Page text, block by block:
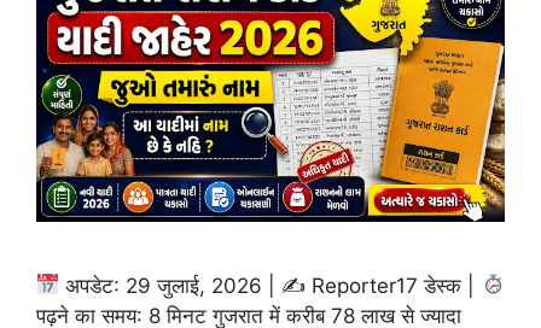
अपडेट: 29 जुलाई, 2026 | ✍ Reporter17 डेस्क |
पढ़ने का समय: 8 मिनट गुजरात में करीब 78 लाख से ज्यादा